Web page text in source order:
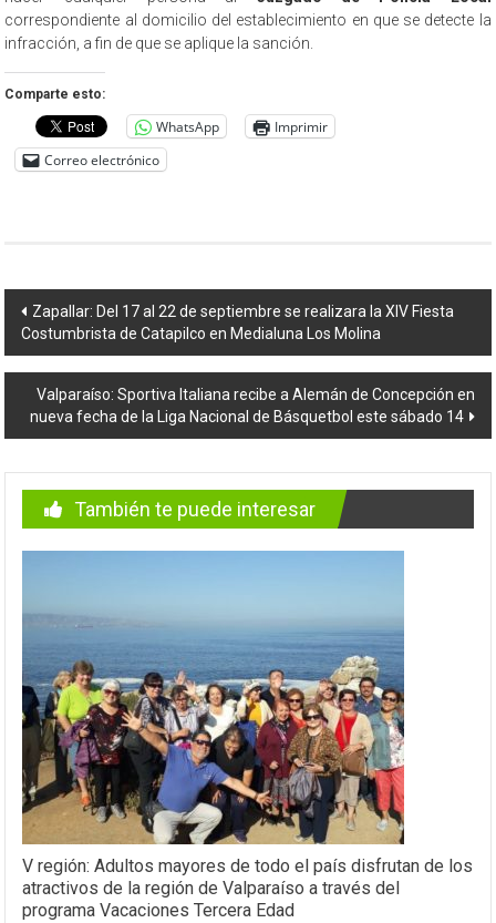
correspondiente al domicilio del establecimiento en que se detecte la
infracción, a fin de que se aplique la sanción.
Comparte esto:
WhatsApp
Imprimir
Correo electrónico
Navegación
de
entradas
Zapallar: Del 17 al 22 de septiembre se realizara la XIV Fiesta
Costumbrista de Catapilco en Medialuna Los Molina
Valparaíso: Sportiva Italiana recibe a Alemán de Concepción en
nueva fecha de la Liga Nacional de Básquetbol este sábado 14
También te puede interesar
V región: Adultos mayores de todo el país disfrutan de los
atractivos de la región de Valparaíso a través del
programa Vacaciones Tercera Edad